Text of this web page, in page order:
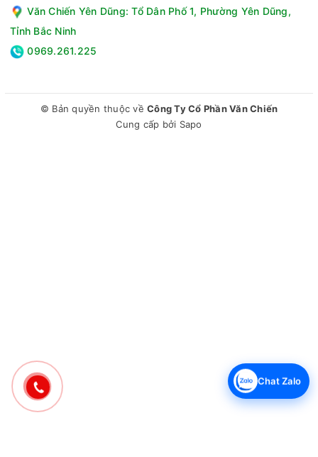
Văn Chiến Yên Dũng: Tổ Dân Phố 1, Phường Yên Dũng,
Tỉnh Bắc Ninh
0969.261.225
© Bản quyền thuộc về Công Ty Cổ Phần Văn Chiến
Cung cấp bởi Sapo
Chat Zalo